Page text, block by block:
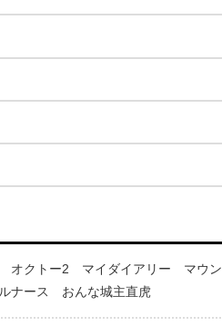
オクトー2 マイダイアリー マウン
ナース おんな城主直虎